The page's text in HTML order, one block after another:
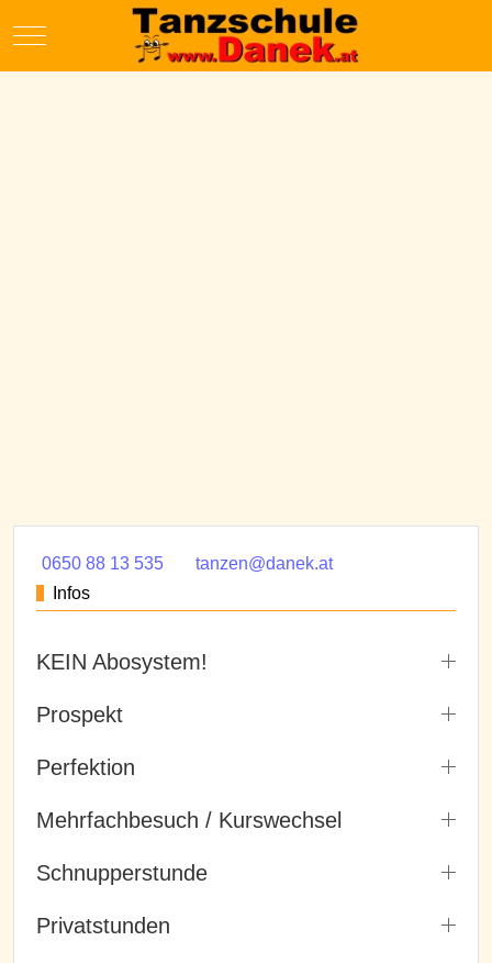
Mobile Menu Toggle
0650 88 13 535
tanzen@danek.at
Infos
KEIN Abosystem!
Prospekt
Perfektion
Mehrfachbesuch / Kurswechsel
Schnupperstunde
Privatstunden